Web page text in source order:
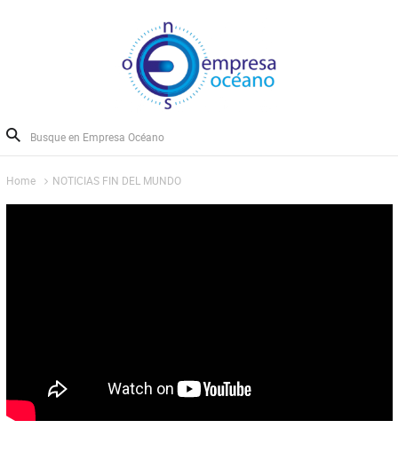
Home NOTICIAS FIN DEL MUNDO